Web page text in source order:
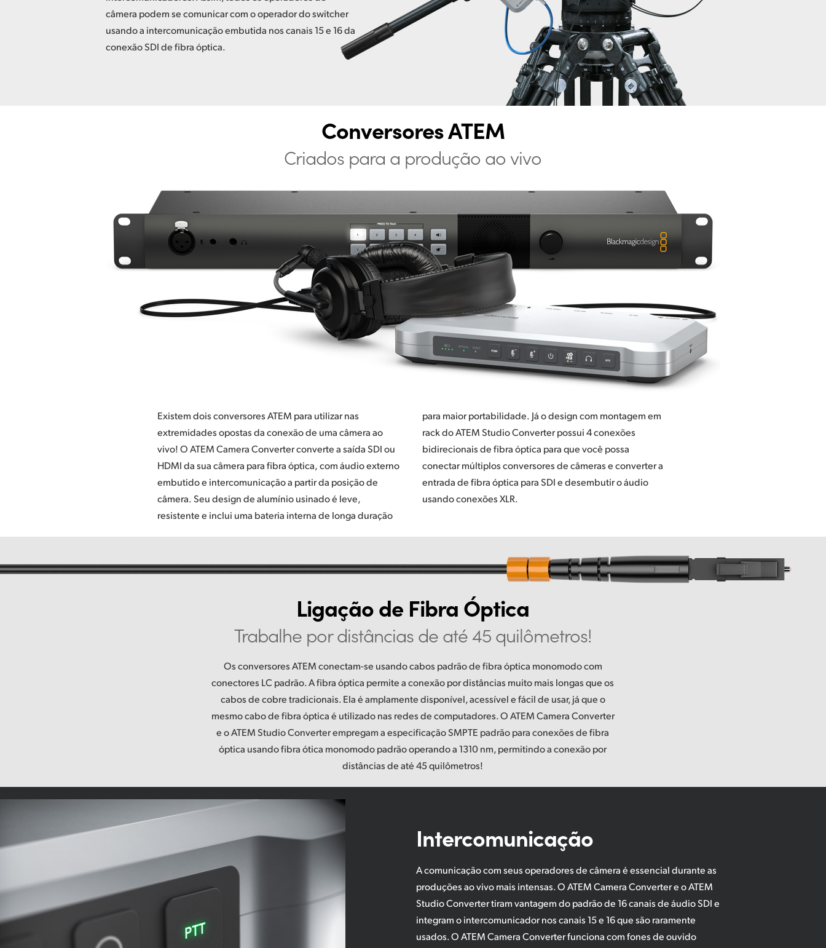
câmera podem se comunicar com o operador do switcher
usando a intercomunicação embutida nos canais 15 e 16 da
conexão SDI de fibra óptica.
Conversores ATEM
Criados para a produção ao vivo
Existem dois conversores ATEM para utilizar nas
extremidades opostas da conexão de uma câmera ao
vivo! O ATEM Camera Converter converte a saída SDI ou
HDMI da sua câmera para fibra óptica, com áudio externo
embutido e intercomunicação a partir da posição de
câmera. Seu design de alumínio usinado é leve,
resistente e inclui uma bateria interna de longa duração
para maior portabilidade. Já o design com montagem em
rack do ATEM Studio Converter possui 4 conexões
bidirecionais de fibra óptica para que você possa
conectar múltiplos conversores de câmeras e converter a
entrada de fibra óptica para SDI e desembutir o áudio
usando conexões XLR.
Ligação de Fibra Óptica
Trabalhe por distâncias de até 45 quilômetros!
Os conversores ATEM conectam-se usando cabos padrão de fibra óptica monomodo com
conectores LC padrão. A fibra óptica permite a conexão por distâncias muito mais longas que os
cabos de cobre tradicionais. Ela é amplamente disponível, acessível e fácil de usar, já que o
mesmo cabo de fibra óptica é utilizado nas redes de computadores. O ATEM Camera Converter
e o ATEM Studio Converter empregam a especificação SMPTE padrão para conexões de fibra
óptica usando fibra ótica monomodo padrão operando a 1310 nm, permitindo a conexão por
distâncias de até 45 quilômetros!
Intercomunicação
A comunicação com seus operadores de câmera é essencial durante as
produções ao vivo mais intensas. O ATEM Camera Converter e o ATEM
Studio Converter tiram vantagem do padrão de 16 canais de áudio SDI e
integram o intercomunicador nos canais 15 e 16 que são raramente
usados. O ATEM Camera Converter funciona com fones de ouvido